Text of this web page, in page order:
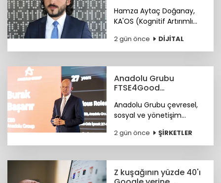
Hamza Aytaç Doğanay,
KA'OS (Kognitif Artırımlı
siber güvenlik yazılımları
konusunda iddialı.
2 gün önce DİJİTAL
Anadolu Grubu
FTSE4Good
Anadolu Grubu çevresel,
sosyal ve yönetişim
yaklaşımı ile FTSE4Good
Endeksi’nde.
2 gün önce ŞİRKETLER
Z kuşağının yüzde 40'ı